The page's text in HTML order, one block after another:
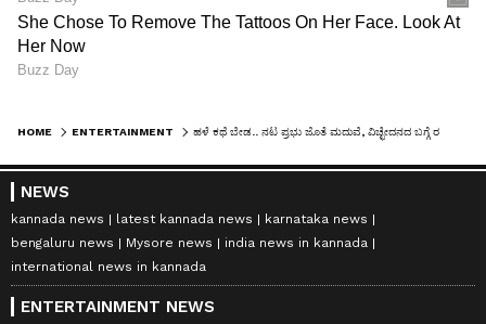
HOME ENTERTAINMENT
NEWS
kannada news latest kannada news
karnataka news
bengaluru news
Mysore news
india news in kannada
international news in kannada
ENTERTAINMENT NEWS